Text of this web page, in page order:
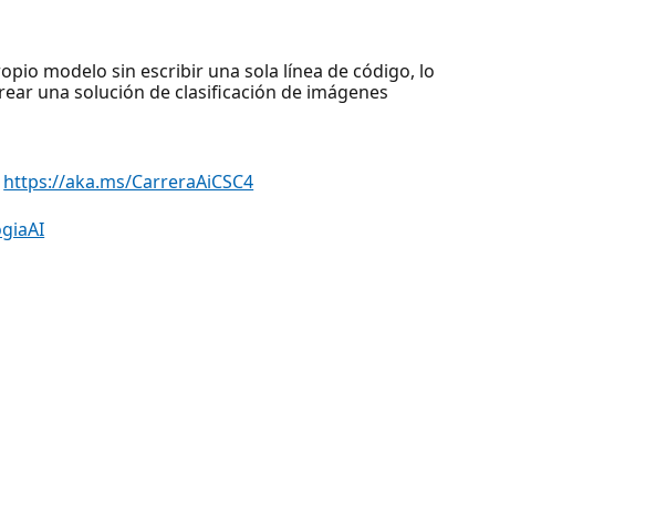
modelo sin escribir una sola línea de código, lo
una solución de clasificación de imágenes
https://aka.ms/CarreraAiCSC4